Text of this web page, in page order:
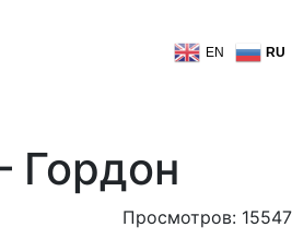
EN RU
Гордон
Просмотров: 15547